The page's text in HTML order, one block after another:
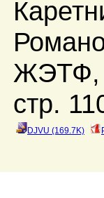
ЖЭТФ,
стр.
DJVU (169.7K)